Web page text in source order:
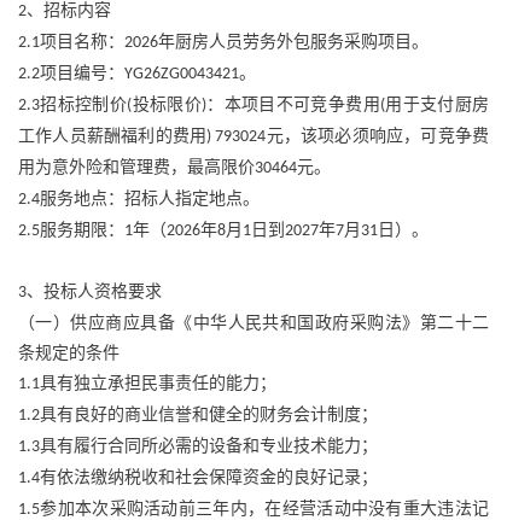
2、招标内容
2.1项目名称： 2026年厨房人员劳务外包服务采购项目。
2.2项目编号： YG26ZG0043421。
2.3招标控制价(投标限价)：本项目不可竞争费用 (用于支付厨房
工作人员薪酬福利的费用) 793024元，该项必须响应，可竞争费
用为意外险和管理费，最高限价30464元。
2.4服务地点：招标人指定地点。
2.5服务期限： 1年（2026年8月 1 日到 2027年7月 31 日）。
3、投标人资格要求
（一）供应商应具备《中华人民共和国政府采购法》第二十二
条规定的条件
1.1具有独立承担民事责任的能力；
1.2具有良好的商业信誉和健全的财务会计制度；
1.3具有履行合同所必需的设备和专业技术能力；
1.4有依法缴纳税收和社会保障资金的良好记录；
1.5参加本次采购活动前三年内，在经营活动中没有重大违法记